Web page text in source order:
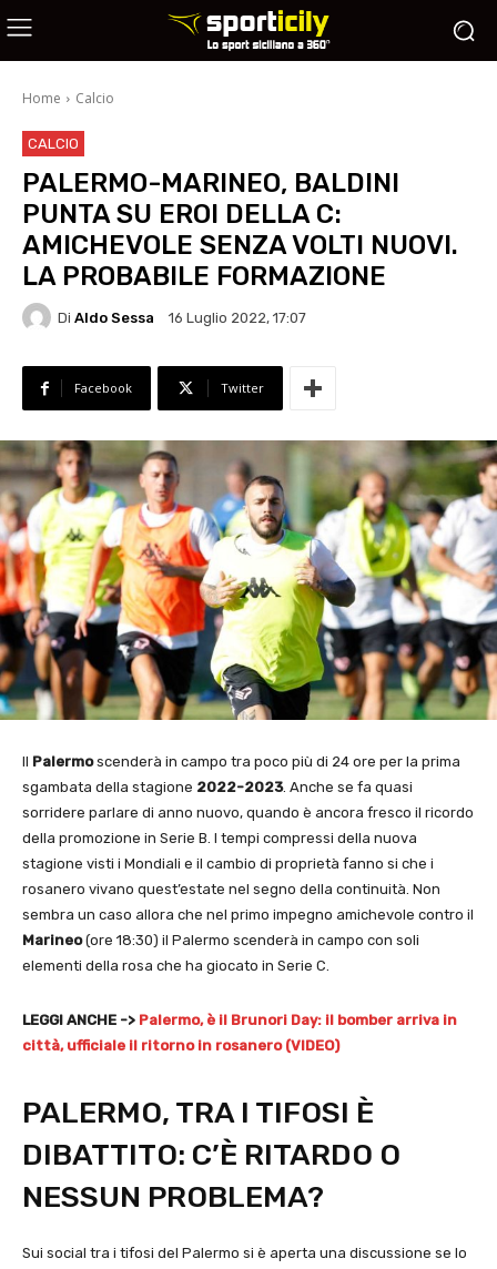
Home Calcio
CALCIO
PALERMO-MARINEO, BALDINI
PUNTA SU EROI DELLA C:
AMICHEVOLE SENZA VOLTI NUOVI.
LA PROBABILE FORMAZIONE
Di Aldo Sessa 16 Luglio 2022, 17:07
Facebook Twitter
Il Palermoscenderà in campo tra poco più di 24 ore per la prima
sgambata della stagione 2022-2023. Anche se fa quasi
sorridere parlare di anno nuovo, quando è ancora fresco il ricordo
della promozione in Serie B. I tempi compressi della nuova
stagione visti i Mondiali e il cambio di proprietà fanno si che i
rosanero vivano quest’estate nel segno della continuità. Non
sembra un caso allora che nel primo impegno amichevole contro il
Marineo(ore 18:30) il Palermo scenderà in campo con soli
elementi della rosa che ha giocato in Serie C.
LEGGI ANCHE -> Palermo, è il Brunori Day: il bomber arriva in
città, ufficiale il ritorno in rosanero (VIDEO)
PALERMO, TRA I TIFOSI È
DIBATTITO: C’È RITARDO O
NESSUN PROBLEMA?
Sui social tra i tifosi del Palermo si è aperta una discussione se lo